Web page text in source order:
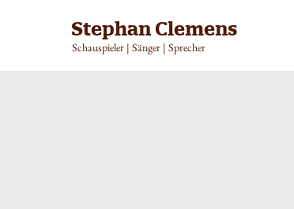
Stephan Clemens
Schauspieler | Sänger | Sprecher